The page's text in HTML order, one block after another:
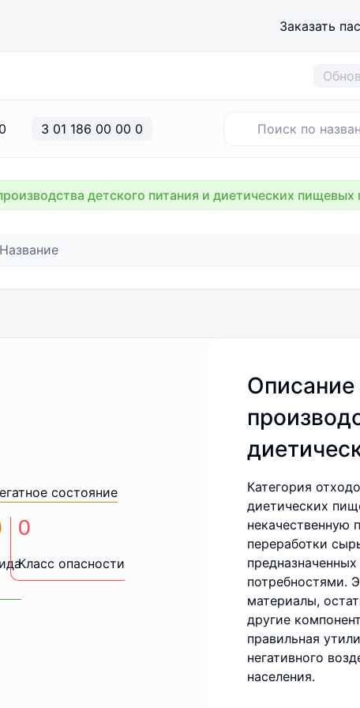
Заказать
3 01 186 00 00 0
детского питания и диетических пищевых
Название
состояние
Класс опасности
0
Описание
Категория
диетических
некачественную
переработки
потребностями.
материалы,
другие
правильная
негативного
населения.